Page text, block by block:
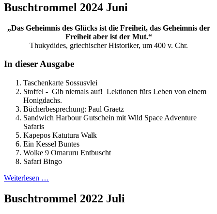
Buschtrommel 2024 Juni
„Das Geheimnis des Glücks ist die Freiheit, das Geheimnis der
Freiheit aber ist der Mut.“
Thukydides, griechischer Historiker, um 400 v. Chr.
In dieser Ausgabe
Taschenkarte Sossusvlei
Stoffel - Gib niemals auf! Lektionen fürs Leben von einem
Honigdachs.
Bücherbesprechung: Paul Graetz
Sandwich Harbour Gutschein mit Wild Space Adventure
Safaris
Kapepos Katutura Walk
Ein Kessel Buntes
Wolke 9 Omaruru Entbuscht
Safari Bingo
Weiterlesen …
Buschtrommel 2022 Juli